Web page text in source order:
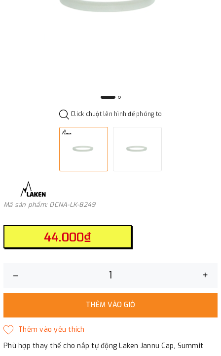
Click chuột lên hình để phóng to
Mã sản phẩm: DCNA-LK-8249
44.000₫
– +
THÊM VÀO GIỎ
Phù hợp thay thế cho nắp tự động Laken Jannu Cap, Summit